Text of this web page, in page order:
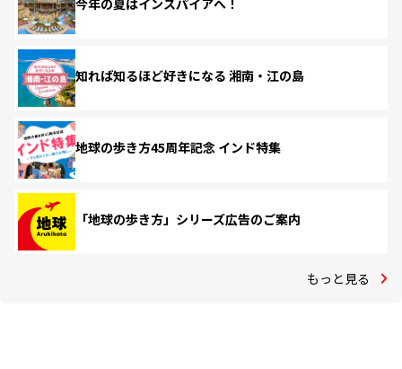
今年の夏はインスパイアへ！
知れば知るほど好きになる 湘南・江の島
地球の歩き方45周年記念 インド特集
「地球の歩き方」シリーズ広告のご案内
もっと見る